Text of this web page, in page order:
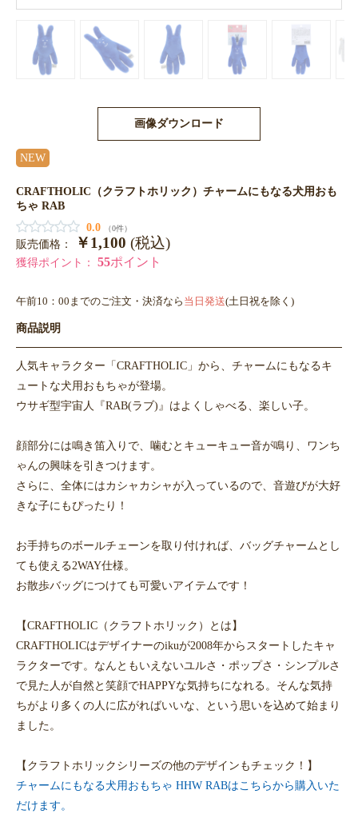
画像ダウンロード
NEW
CRAFTHOLIC（クラフトホリック）チャームにもなる犬用おも
ちゃ RAB
0.0
（0件）
販売価格： ￥1,100 (税込)
獲得ポイント： 55ポイント
午前10：00までのご注文・決済なら 当日発送(土日祝を除く)
商品説明
人気キャラクター「CRAFTHOLIC」から、チャームにもなるキ
ュートな犬用おもちゃが登場。
ウサギ型宇宙人『RAB(ラブ)』はよくしゃべる、楽しい子。
顔部分には鳴き笛入りで、噛むとキューキュー音が鳴り、ワンち
ゃんの興味を引きつけます。
さらに、全体にはカシャカシャが入っているので、音遊びが大好
きな子にもぴったり！
お手持ちのボールチェーンを取り付ければ、バッグチャームとし
ても使える2WAY仕様。
お散歩バッグにつけても可愛いアイテムです！
【CRAFTHOLIC（クラフトホリック）とは】
CRAFTHOLICはデザイナーのikuが2008年からスタートしたキャ
ラクターです。なんともいえないユルさ・ポップさ・シンプルさ
で見た人が自然と笑顔でHAPPYな気持ちになれる。そんな気持
ちがより多くの人に広がればいいな、という思いを込めて始まり
ました。
【クラフトホリックシリーズの他のデザインもチェック！】
チャームにもなる犬用おもちゃ HHW RABはこちらから購入いた
だけます。